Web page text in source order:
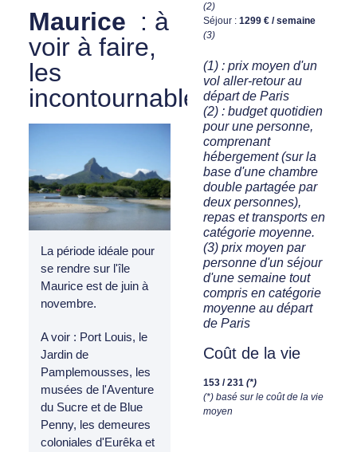
Maurice
: à
voir à faire,
les
incontournables
La période idéale pour
se rendre sur l'île
Maurice est de juin à
novembre.
A voir : Port Louis, le
Jardin de
Pamplemousses, les
musées de l'Aventure
du Sucre et de Blue
Penny, les demeures
coloniales d'Eurêka et
(2)
Séjour : 1299 € / semaine
(3)
(1) : prix moyen d'un
vol aller-retour au
départ de Paris
(2) : budget quotidien
pour une personne,
comprenant
hébergement (sur la
base d'une chambre
double partagée par
deux personnes),
repas et transports en
catégorie moyenne.
(3) prix moyen par
personne d'un séjour
d'une semaine tout
compris en catégorie
moyenne au départ
de Paris
Coût de la vie
153 / 231 (*)
(*) basé sur le coût de la vie
moyen